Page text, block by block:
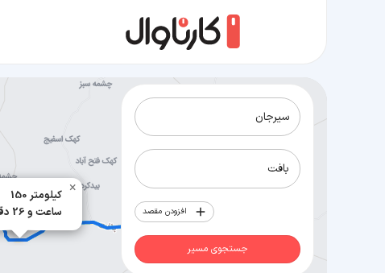
150 کیلومتر
2 ساعت و 26 دقیقه
×
افزودن مقصد
جستجوی مسیر